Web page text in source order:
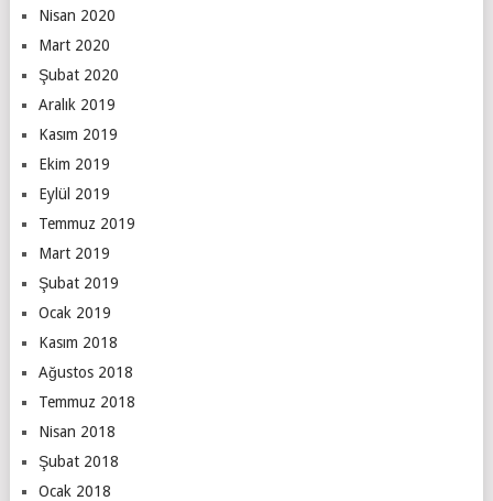
Nisan 2020
Mart 2020
Şubat 2020
Aralık 2019
Kasım 2019
Ekim 2019
Eylül 2019
Temmuz 2019
Mart 2019
Şubat 2019
Ocak 2019
Kasım 2018
Ağustos 2018
Temmuz 2018
Nisan 2018
Şubat 2018
Ocak 2018